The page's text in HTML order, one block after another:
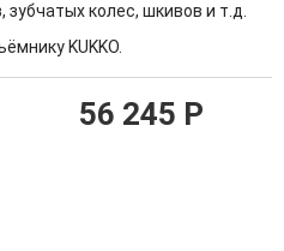
колес, шкивов и т.д.
KUKKO.
56 245 P